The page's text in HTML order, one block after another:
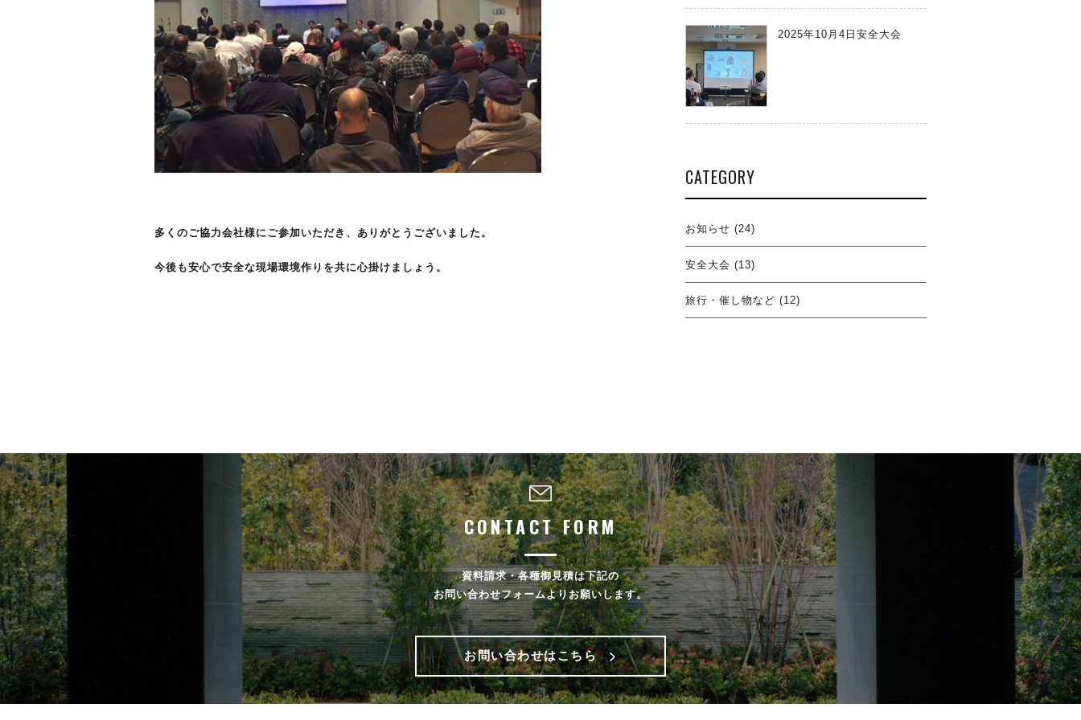
多くのご協力会社様にご参加いただき、ありがとうございました。
今後も安心で安全な現場環境作りを共に心掛けましょう。
2025年10月4日安全大会
CATEGORY
お知らせ (24)
安全大会 (13)
旅行・催し物など (12)
CONTACT FORM
資料請求・各種御見積は下記の
お問い合わせフォームよりお願いします。
お問い合わせはこちら